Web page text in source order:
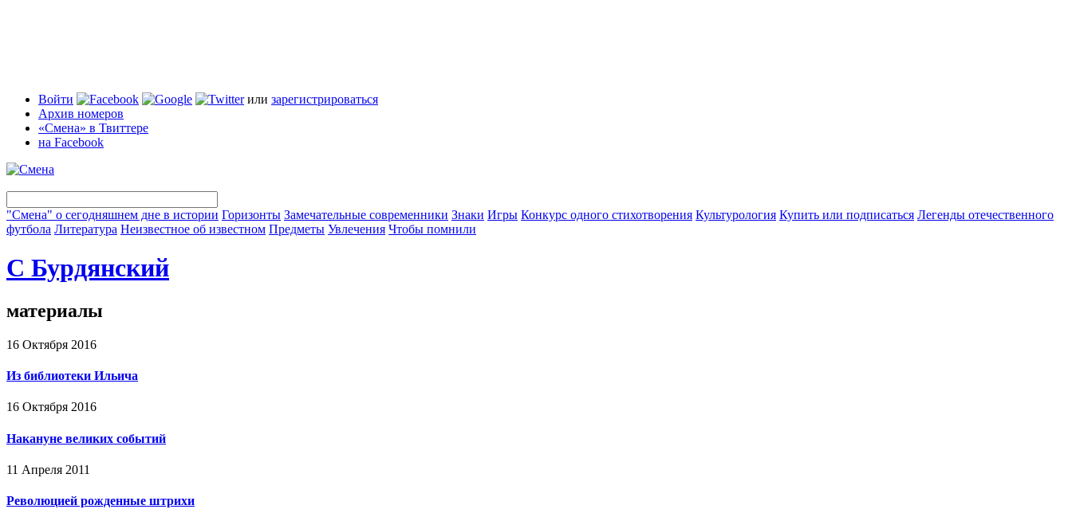
Войти или зарегистрироваться
Архив номеров
«Смена» в Твиттере
на Facebook
"Смена" о сегодняшнем дне в истории Горизонты Замечательные современники Знаки Игры Конкурс одного стихотворения Культурология Купить или подписаться Легенды отечественного
футбола Литература Неизвестное об известном Предметы Увлечения Чтобы помнили
С Бурдянский
материалы
16 Октября 2016
Из библиотеки Ильича
16 Октября 2016
Накануне великих событий
11 Апреля 2011
Революцией рожденные штрихи